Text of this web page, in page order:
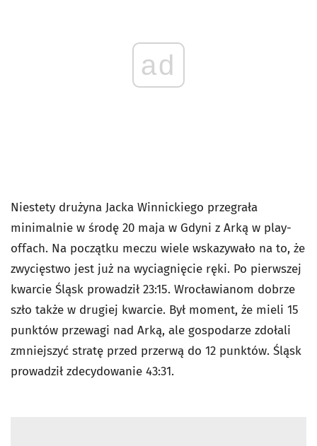
ad
Niestety drużyna Jacka Winnickiego przegrała
minimalnie w środę 20 maja w Gdyni z Arką w play-
offach. Na początku meczu wiele wskazywało na to, że
zwycięstwo jest już na wyciagnięcie ręki. Po pierwszej
kwarcie Śląsk prowadził 23:15. Wrocławianom dobrze
szło także w drugiej kwarcie. Był moment, że mieli 15
punktów przewagi nad Arką, ale gospodarze zdołali
zmniejszyć stratę przed przerwą do 12 punktów. Śląsk
prowadził zdecydowanie 43:31.